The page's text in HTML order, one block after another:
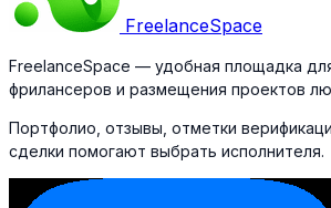
FreelanceSpace
FreelanceSpace — удобная площадка
фрилансеров и размещения проектов
Портфолио, отзывы, отметки
сделки помогают выбрать исполнителя.